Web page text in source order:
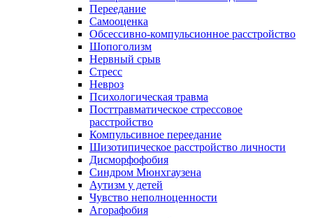
Переедание
Самооценка
Обсессивно-компульсионное расстройство
Шопоголизм
Нервный срыв
Стресс
Невроз
Психологическая травма
Посттравматическое стрессовое
расстройство
Компульсивное переедание
Шизотипическое расстройство личности
Дисморфофобия
Синдром Мюнхгаузена
Аутизм у детей
Чувство неполноценности
Агорафобия